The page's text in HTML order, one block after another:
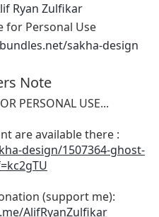
Ryan Zulfikar
for Personal Use
sakha-design
Note
PERSONAL USE...
are available there :
design/1507364-ghost-
(support me):
AlifRyanZulfikar